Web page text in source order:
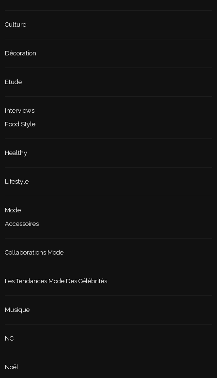
Culture
Décoration
Etude
Interviews
Food Style
Healthy
Lifestyle
Mode
Accessoires
Collaborations Mode
Les Tendances Mode Des Célébrités
Musique
NC
Noël